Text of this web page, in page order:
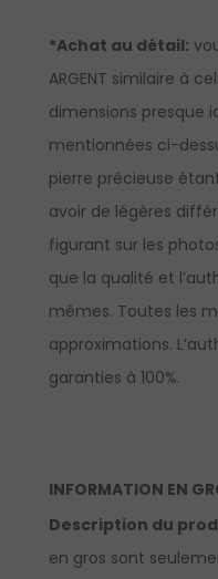
*Achat au détail:
ARGENT similaire à
dimensions presque
mentionnées ci-
pierre précieuse
avoir de légères
figurant sur les
que la qualité et
mêmes. Toutes les
approximations.
garanties à 100%.
INFORMATION EN
Description du
en gros sont